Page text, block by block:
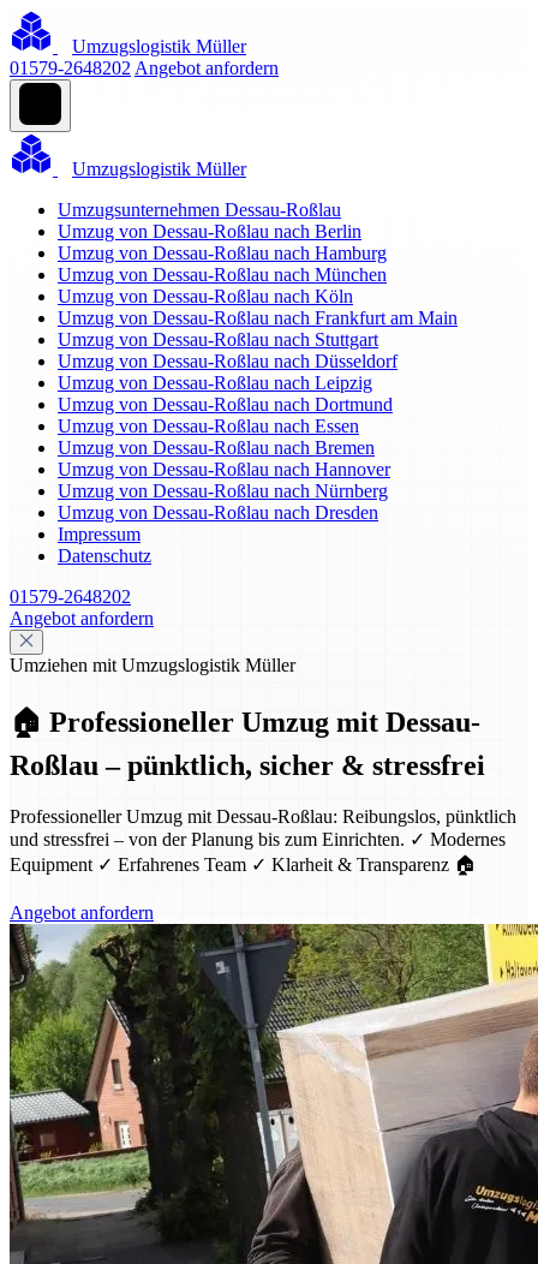
Umzugslogistik Müller
01579-2648202 Angebot anfordern
Umzugslogistik Müller
Umzugsunternehmen Dessau-Roßlau
Umzug von Dessau-Roßlau nach Berlin
Umzug von Dessau-Roßlau nach Hamburg
Umzug von Dessau-Roßlau nach München
Umzug von Dessau-Roßlau nach Köln
Umzug von Dessau-Roßlau nach Frankfurt am Main
Umzug von Dessau-Roßlau nach Stuttgart
Umzug von Dessau-Roßlau nach Düsseldorf
Umzug von Dessau-Roßlau nach Leipzig
Umzug von Dessau-Roßlau nach Dortmund
Umzug von Dessau-Roßlau nach Essen
Umzug von Dessau-Roßlau nach Bremen
Umzug von Dessau-Roßlau nach Hannover
Umzug von Dessau-Roßlau nach Nürnberg
Umzug von Dessau-Roßlau nach Dresden
Impressum
Datenschutz
01579-2648202
Angebot anfordern
Umziehen mit Umzugslogistik Müller
🏠 Professioneller Umzug mit Dessau-
Roßlau – pünktlich, sicher & stressfrei
Professioneller Umzug mit Dessau-Roßlau: Reibungslos, pünktlich
und stressfrei – von der Planung bis zum Einrichten. ✓ Modernes
Equipment ✓ Erfahrenes Team ✓ Klarheit & Transparenz 🏠
Angebot anfordern